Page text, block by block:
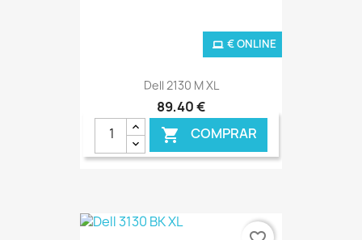
Dell 2130 M XL
89,40 €
 COMPRAR
€ ONLINE